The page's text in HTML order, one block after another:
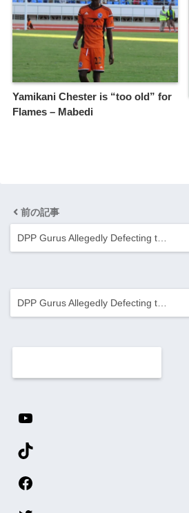
Yamikani Chester is “too old” for
Flames – Mabedi
前の記事
DPP Gurus Allegedly Defecting t…
DPP Gurus Allegedly Defecting t…